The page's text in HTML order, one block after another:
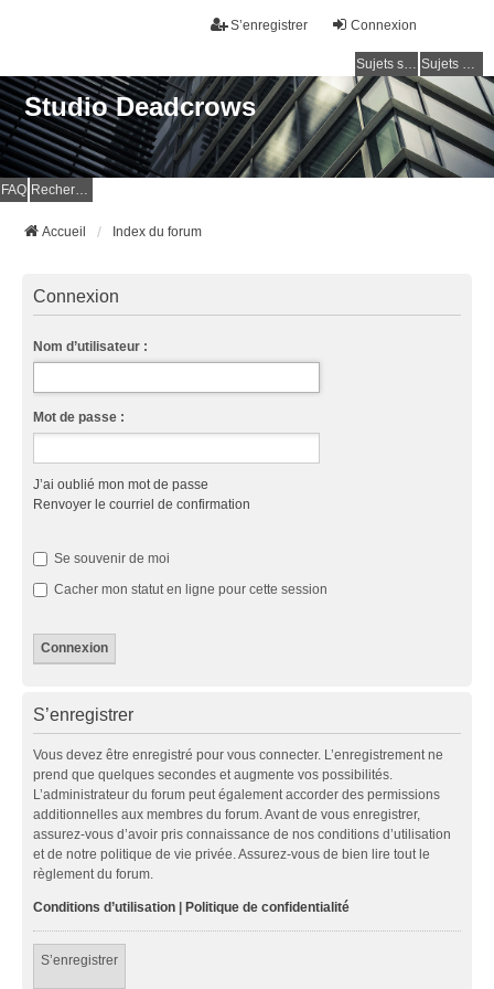
Connexion
S’enregistrer
Sujets sans réponse Sujets actifs
Studio Deadcrows
FAQ Rechercher
Accueil Index du forum
Connexion
Nom d’utilisateur :
Mot de passe :
J’ai oublié mon mot de passe
Renvoyer le courriel de confirmation
Se souvenir de moi
Cacher mon statut en ligne pour cette session
S’enregistrer
Vous devez être enregistré pour vous connecter. L’enregistrement ne
prend que quelques secondes et augmente vos possibilités.
L’administrateur du forum peut également accorder des permissions
additionnelles aux membres du forum. Avant de vous enregistrer,
assurez-vous d’avoir pris connaissance de nos conditions d’utilisation
et de notre politique de vie privée. Assurez-vous de bien lire tout le
règlement du forum.
Conditions d’utilisation | Politique de confidentialité
S’enregistrer